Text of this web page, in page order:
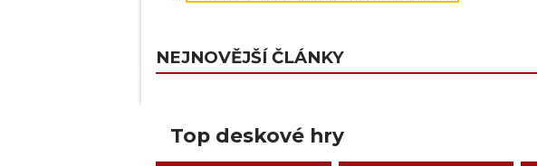
NEJNOVĚJŠÍ ČLÁNKY
Top deskové hry